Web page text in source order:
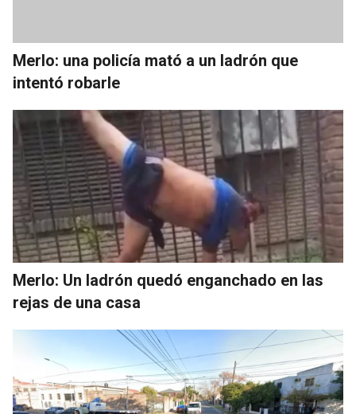
Merlo: una policía mató a un ladrón que
intentó robarle
Merlo: Un ladrón quedó enganchado en las
rejas de una casa